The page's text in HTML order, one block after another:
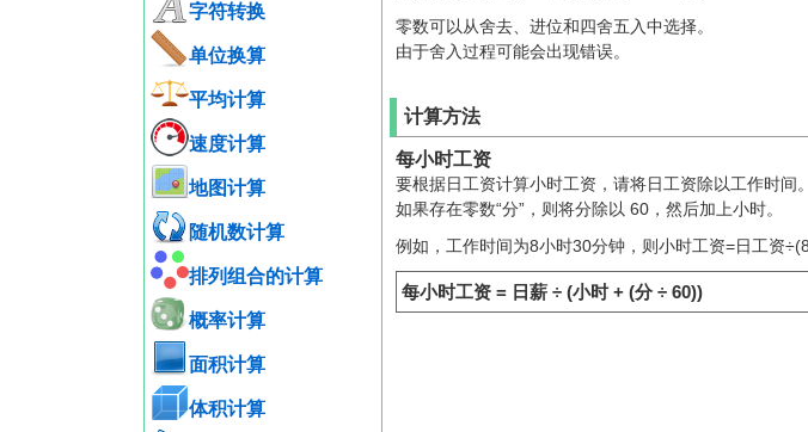
字符转换
单位换算
平均计算
速度计算
地图计算
随机数计算
排列组合的计算
概率计算
面积计算
体积计算
零数可以从舍去、进位和四舍五入中选择。
由于舍入过程可能会出现错误。
计算方法
每小时工资
要根据日工资计算小时工资，请将日工资除以工作时间。
如果存在零数“分”，则将分除以 60，然后加上小时。
例如，工作时间为8小时30分钟，则小时工资=日工资
每小时工资 = 日薪 ÷ (小时 + (分 ÷ 60))